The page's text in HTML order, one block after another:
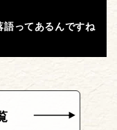
語ってあるんですね